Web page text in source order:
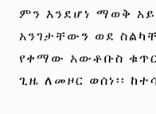
ምን እንደሆነ ማወቅ
አንገታቸውን ወደ
የቀማው አውቶቡስ
ጊዜ ለመዞር ወሰነ፡፡